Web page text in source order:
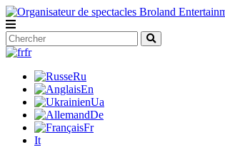
fr
Ru
En
Ua
De
Fr
It